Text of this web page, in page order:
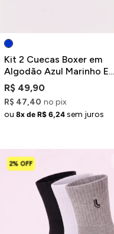
Kit 2 Cuecas Boxer em
Algodão Azul Marinho E
Branco
R$ 49,90
R$ 47,40 no pix
ou 8x de R$ 6,24 sem juros
2% OFF